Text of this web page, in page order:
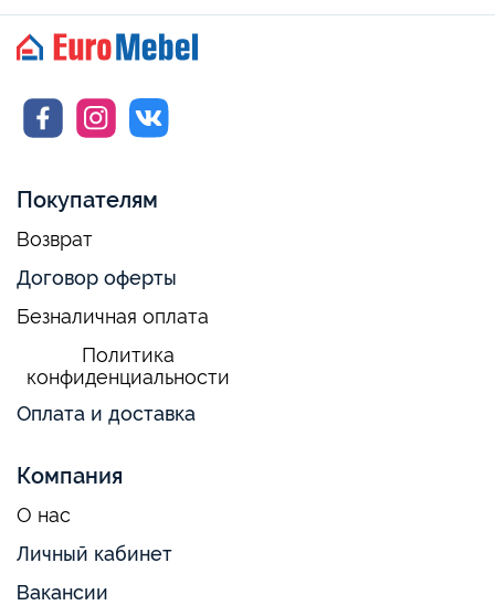
Покупателям
Возврат
Договор оферты
Безналичная оплата
Политика
конфиденциальности
Оплата и доставка
Компания
О нас
Личный кабинет
Вакансии